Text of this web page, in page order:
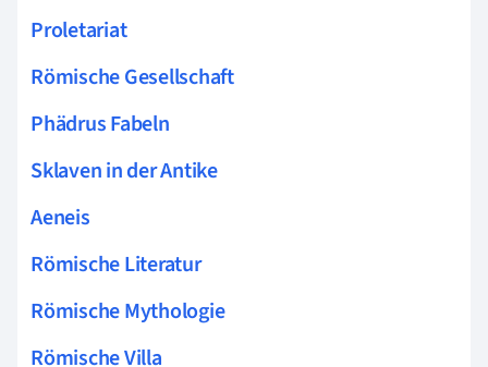
Proletariat
Römische Gesellschaft
Phädrus Fabeln
Sklaven in der Antike
Aeneis
Römische Literatur
Römische Mythologie
Römische Villa